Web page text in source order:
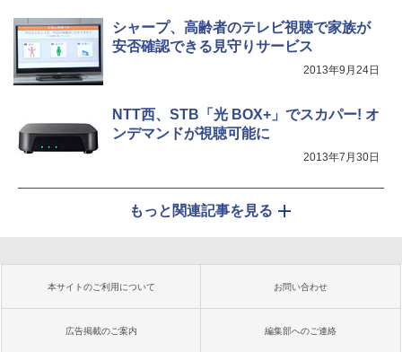
シャープ、高齢者のテレビ視聴で家族が
安否確認できる見守りサービス
2013年9月24日
NTT西、STB「光 BOX+」でスカパー! オ
ンデマンドが視聴可能に
2013年7月30日
もっと関連記事を見る
本サイトのご利用について お問い合わせ
広告掲載のご案内 編集部へのご連絡